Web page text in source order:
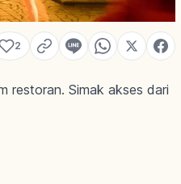
2
restoran. Simak akses dari